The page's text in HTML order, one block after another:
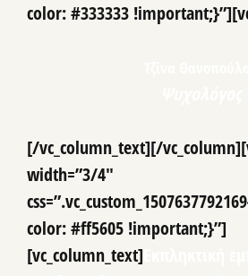
color: #333333
[/vc_column_text][/
width=”3/4″
color: #ff5605 !important;}”]
[vc_column_text]